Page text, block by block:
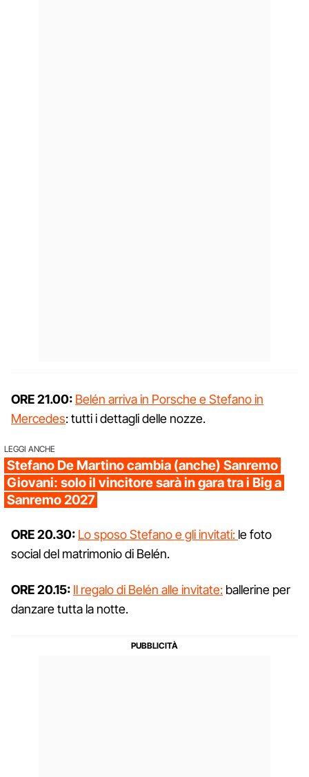
ORE 21.00: Belén arriva in Porsche e Stefano in
Mercedes: tutti i dettagli delle nozze.
LEGGI ANCHE
Stefano De Martino cambia (anche) Sanremo
Giovani: solo il vincitore sarà in gara tra i Big a
Sanremo 2027
ORE 20.30: Lo sposo Stefano e gli invitati: le foto
social del matrimonio di Belén.
ORE 20.15: Il regalo di Belén alle invitate: ballerine per
danzare tutta la notte.